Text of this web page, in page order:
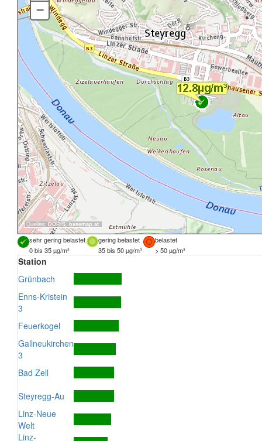
Quellen: DORIS, basemap.at
–
sehr gering belastet gering belastet
belastet
0 bis 35 µg/m³
35 bis 50 µg/m³ > 50 µg/m³
Station
Grünbach
Enns-Kristein
3
Feuerkogel
Gallneukirchen
3
Bad Zell
Steyregg-Au
Linz-Neue
Welt
Linz-